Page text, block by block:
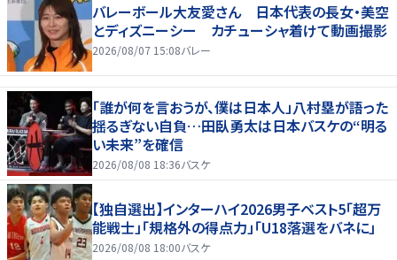
バレーボール大友愛さん 日本代表の長女・美空
とディズニーシー カチューシャ着けて動画撮影
2026/08/07 15:08バレー
「誰が何を言おうが、僕は日本人」八村塁が語った
揺るぎない自負…田臥勇太は日本バスケの“明る
い未来”を確信
2026/08/08 18:36バスケ
【独自選出】インターハイ2026男子ベスト5「超万
能戦士」「規格外の得点力」「U18落選をバネに」
2026/08/08 18:00バスケ